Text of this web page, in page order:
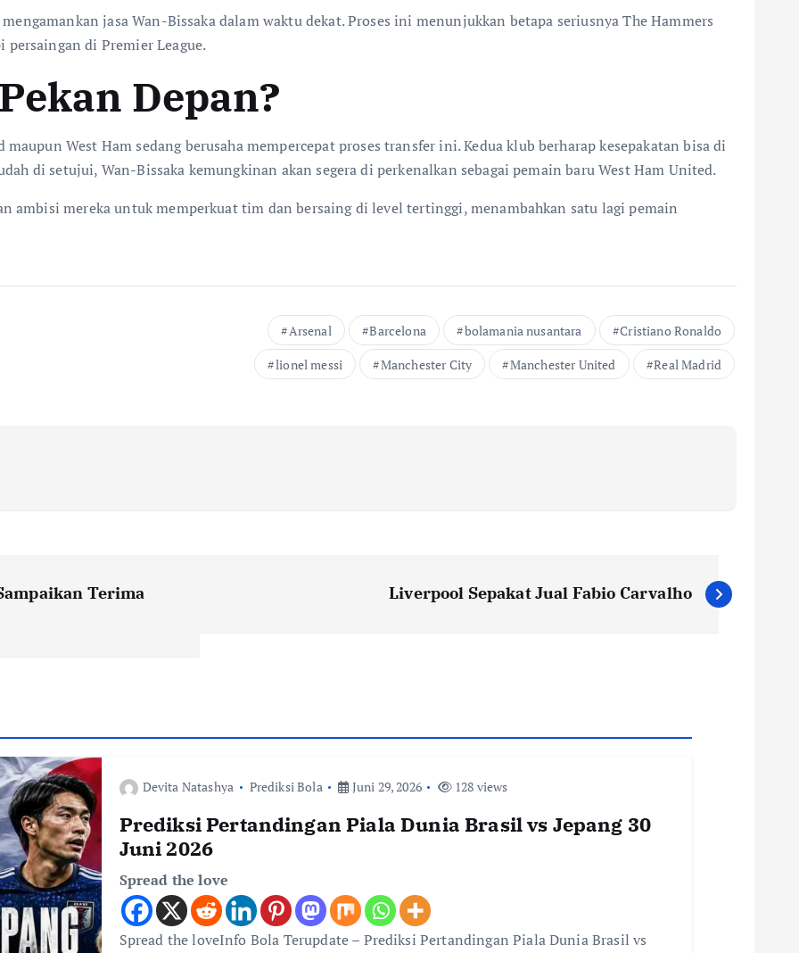
jasa Wan-Bissaka dalam waktu dekat. Proses ini menunjukkan betapa seriusnya The Hammers
persaingan di Premier League.
Depan?
West Ham sedang berusaha mempercepat proses transfer ini. Kedua klub berharap kesepakatan bisa di
di setujui, Wan-Bissaka kemungkinan akan segera di perkenalkan sebagai pemain baru West Ham United.
ambisi mereka untuk memperkuat tim dan bersaing di level tertinggi, menambahkan satu lagi pemain
Arsenal Barcelona bolamania nusantara
Cristiano Ronaldo
lionel messi
Manchester City Manchester United Real Madrid
Terima
Liverpool Sepakat Jual Fabio Carvalho
Devita Natashya Prediksi Bola Juni 29, 2026 128 views
Prediksi Pertandingan Piala Dunia Brasil vs Jepang 30
Juni 2026
Spread the love
Spread the loveInfo Bola Terupdate – Prediksi Pertandingan Piala Dunia Brasil vs